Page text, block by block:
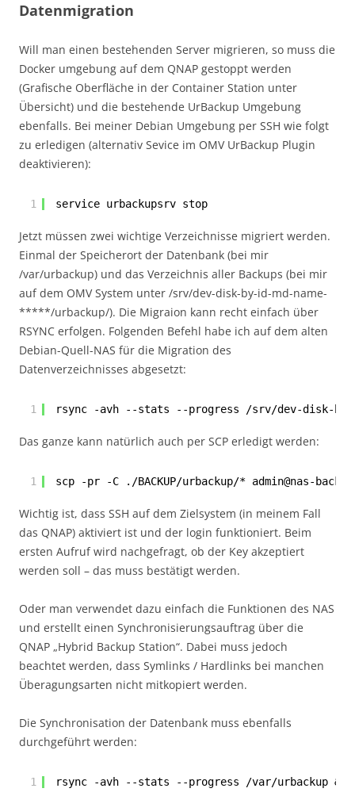
Datenmigration
Will man einen bestehenden Server migrieren, so muss die
Docker umgebung auf dem QNAP gestoppt werden
(Grafische Oberfläche in der Container Station unter
Übersicht) und die bestehende UrBackup Umgebung
ebenfalls. Bei meiner Debian Umgebung per SSH wie folgt
zu erledigen (alternativ Sevice im OMV UrBackup Plugin
deaktivieren):
1 service urbackupsrv stop
Jetzt müssen zwei wichtige Verzeichnisse migriert werden.
Einmal der Speicherort der Datenbank (bei mir
/var/urbackup) und das Verzeichnis aller Backups (bei mir
auf dem OMV System unter /srv/dev-disk-by-id-md-name-
*****/urbackup/). Die Migraion kann recht einfach über
RSYNC erfolgen. Folgenden Befehl habe ich auf dem alten
Debian-Quell-NAS für die Migration des
Datenverzeichnisses abgesetzt:
1 rsync -avh --stats --progress /srv/dev-disk-by-id-
Das ganze kann natürlich auch per SCP erledigt werden:
1 scp -pr -C ./BACKUP/urbackup/* admin@nas-
Wichtig ist, dass SSH auf dem Zielsystem (in meinem Fall
das QNAP) aktiviert ist und der login funktioniert. Beim
ersten Aufruf wird nachgefragt, ob der Key akzeptiert
werden soll – das muss bestätigt werden.
Oder man verwendet dazu einfach die Funktionen des NAS
und erstellt einen Synchronisierungsauftrag über die
QNAP „Hybrid Backup Station“. Dabei muss jedoch
beachtet werden, dass Symlinks / Hardlinks bei manchen
Überagungsarten nicht mitkopiert werden.
Die Synchronisation der Datenbank muss ebenfalls
durchgeführt werden:
1 rsync -avh --stats --progress /var/urbackup